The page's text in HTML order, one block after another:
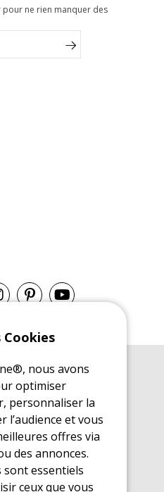
pour ne rien manquer des
de loisirs
de loisirs
de loisirs
de loisirs
Cookies
nous avons
optimiser
personnaliser la
l’audience et vous
offres via
des annonces.
sont essentiels
ceux que vous